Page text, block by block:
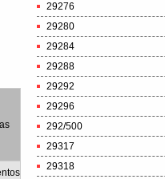
29276
29280
29284
29288
29292
29296
292/500
29317
29318